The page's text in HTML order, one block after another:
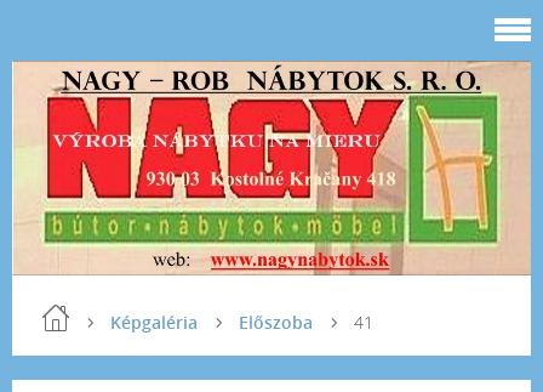
Képgaléria Előszoba 41